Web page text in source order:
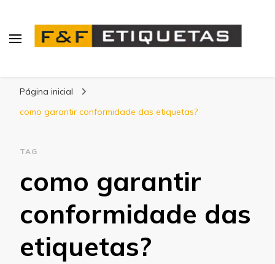
Página inicial
como garantir conformidade das etiquetas?
TAG
como garantir
conformidade das
etiquetas?